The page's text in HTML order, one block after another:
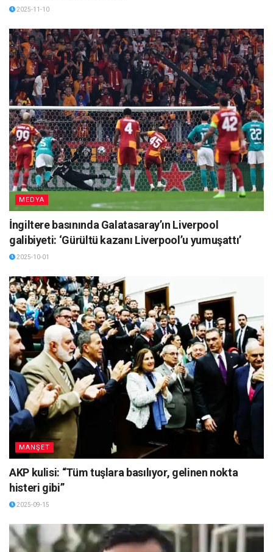
2025-11-10
MEDYA
İngiltere basınında Galatasaray’ın Liverpool
galibiyeti: ‘Gürültü kazanı Liverpool’u yumuşattı’
2025-10-01
MANŞET
AKP kulisi: “Tüm tuşlara basılıyor, gelinen nokta
histeri gibi”
2025-09-15